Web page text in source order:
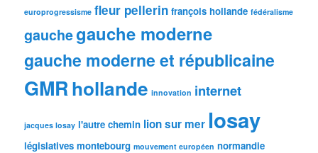
europrogressisme fleur pellerin françois hollande fédéralisme
gauchegauche moderne
gauche moderne et républicaine
GMRhollande innovation internet
jacques losay l'autre chemin lion sur mer losay
législatives montebourg mouvement européen normandie